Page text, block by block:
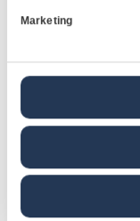
Marketing